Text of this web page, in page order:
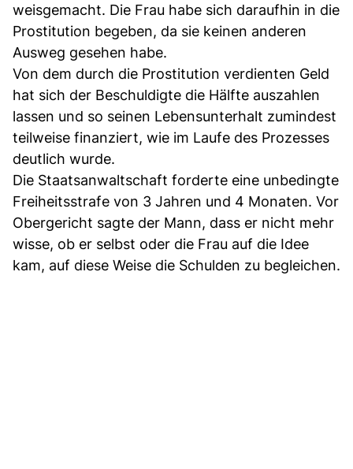
weisgemacht. Die Frau habe sich daraufhin in die
Prostitution begeben, da sie keinen anderen
Ausweg gesehen habe.
Von dem durch die Prostitution verdienten Geld
hat sich der Beschuldigte die Hälfte auszahlen
lassen und so seinen Lebensunterhalt zumindest
teilweise finanziert, wie im Laufe des Prozesses
deutlich wurde.
Die Staatsanwaltschaft forderte eine unbedingte
Freiheitsstrafe von 3 Jahren und 4 Monaten. Vor
Obergericht sagte der Mann, dass er nicht mehr
wisse, ob er selbst oder die Frau auf die Idee
kam, auf diese Weise die Schulden zu begleichen.